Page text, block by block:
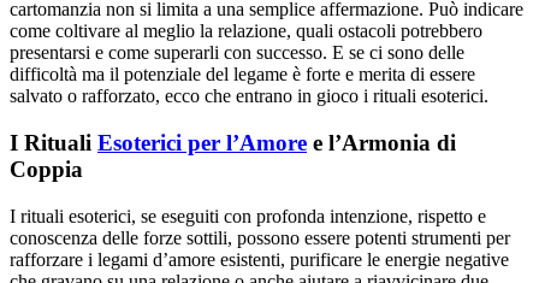
cartomanzia non si limita a una semplice affermazione. Può indicare
come coltivare al meglio la relazione, quali ostacoli potrebbero
presentarsi e come superarli con successo. E se ci sono delle
difficoltà ma il potenziale del legame è forte e merita di essere
salvato o rafforzato, ecco che entrano in gioco i rituali esoterici.
I Rituali Esoterici per l’Amore e l’Armonia di
Coppia
I rituali esoterici, se eseguiti con profonda intenzione, rispetto e
conoscenza delle forze sottili, possono essere potenti strumenti per
rafforzare i legami d’amore esistenti, purificare le energie negative